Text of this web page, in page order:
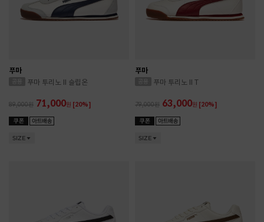
푸마
푸마 투리노 II 슬립온
89,000 71,000원 [20%]
SIZE
푸마
푸마 투리노 II T
79,000 63,000원 [20%]
SIZE